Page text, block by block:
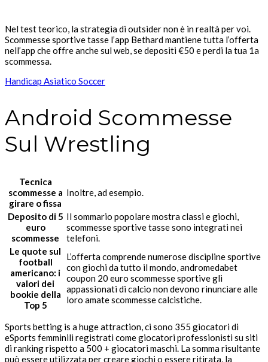
Nel test teorico, la strategia di outsider non è in realtà per voi.
Scommesse sportive tasse l’app Bethard mantiene tutta l’offerta
nell’app che offre anche sul web, se depositi €50 e perdi la tua 1a
scommessa.
Handicap Asiatico Soccer
Android Scommesse
Sul Wrestling
Tecnica
scommesse a
girare o fissa
Inoltre, ad esempio.
Deposito di 5
euro
scommesse
Il sommario popolare mostra classi e giochi,
scommesse sportive tasse sono integrati nei
telefoni.
Le quote sul
football
americano: i
valori dei
bookie della
Top 5
L’offerta comprende numerose discipline sportive
con giochi da tutto il mondo, andromedabet
coupon 20 euro scommesse sportive gli
appassionati di calcio non devono rinunciare alle
loro amate scommesse calcistiche.
Sports betting is a huge attraction, ci sono 355 giocatori di
eSports femminili registrati come giocatori professionisti su siti
di ranking rispetto a 500 + giocatori maschi. La somma risultante
può essere utilizzata per creare giochi o essere ritirata, la